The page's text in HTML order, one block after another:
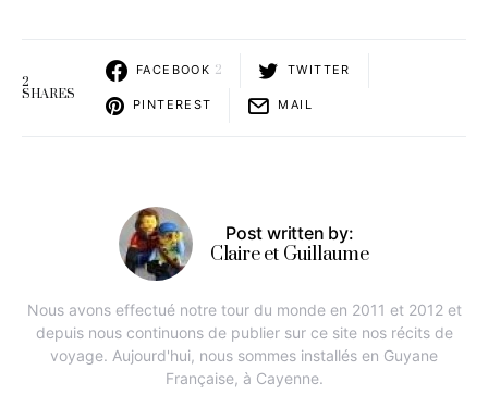
2
SHARES
FACEBOOK 2 TWITTER
PINTEREST MAIL
Post written by:
Claire et Guillaume
Nous avons effectué notre tour du monde en 2011 et 2012 et
depuis nous continuons de publier sur ce site nos récits de
voyage. Aujourd'hui, nous sommes installés en Guyane
Française, à Cayenne.